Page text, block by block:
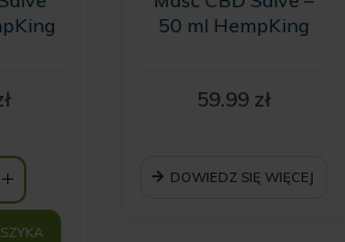
50 ml HempKing
59.99 zł
DOWIEDZ SIĘ WIĘCEJ